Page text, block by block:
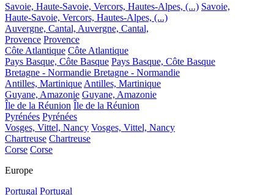
Savoie, Haute-Savoie, Vercors, Hautes-Alpes, (...) Savoie,
Haute-Savoie, Vercors, Hautes-Alpes, (...)
Auvergne, Cantal, Auvergne, Cantal,
Provence Provence
Côte Atlantique Côte Atlantique
Pays Basque, Côte Basque Pays Basque, Côte Basque
Bretagne - Normandie Bretagne - Normandie
Antilles, Martinique Antilles, Martinique
Guyane, Amazonie Guyane, Amazonie
Île de la Réunion Île de la Réunion
Pyrénées Pyrénées
Vosges, Vittel, Nancy Vosges, Vittel, Nancy
Chartreuse Chartreuse
Corse Corse
Europe
Portugal Portugal